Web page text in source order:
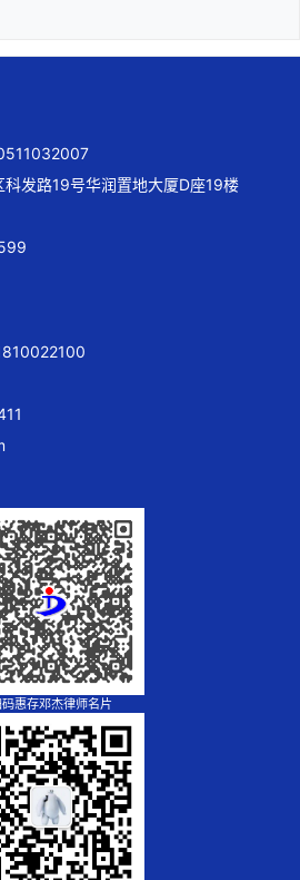
发路19号华润置地大厦D座19楼
惠存邓杰律师名片